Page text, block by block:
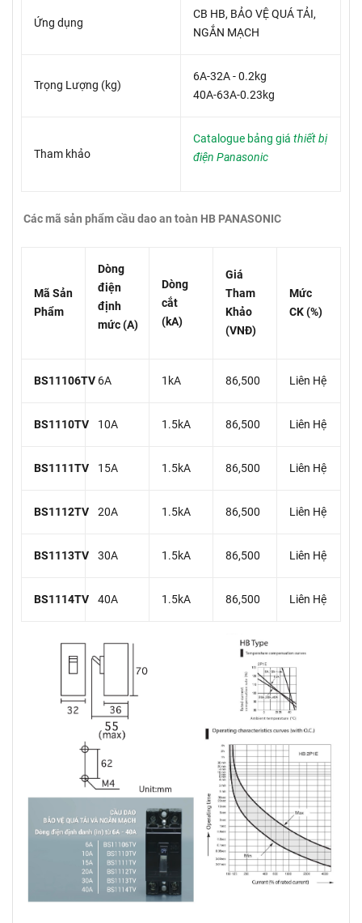
Ứng dụng
CB HB, BẢO VỆ QUÁ TẢI,
NGẮN MẠCH
Trọng Lượng (kg)
6A-32A - 0.2kg
40A-63A-0.23kg
Tham khảo
Catalogue bảng giá thiết bị
điện Panasonic
Các mã sản phẩm cầu dao an toàn HB PANASONIC
Mã Sản
Phẩm
Dòng
điện
định
mức (A)
Dòng
cắt
(kA)
Giá
Tham
Khảo
(VNĐ)
Mức
CK (%)
BS11106TV 6A 1kA 86,500 Liên Hệ
BS1110TV 10A 1.5kA 86,500 Liên Hệ
BS1111TV 15A 1.5kA 86,500 Liên Hệ
BS1112TV 20A 1.5kA 86,500 Liên Hệ
BS1113TV 30A 1.5kA 86,500 Liên Hệ
BS1114TV 40A 1.5kA 86,500 Liên Hệ